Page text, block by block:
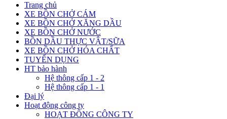
Trang chủ
XE BỒN CHỞ CÁM
XE BỒN CHỞ XĂNG DẦU
XE BỒN CHỞ NƯỚC
BỒN DẦU THỰC VẬT/SỮA
XE BỒN CHỞ HÓA CHẤT
TUYỂN DỤNG
HT bảo hành
Hệ thông cấp 1 - 2
Hệ thông cấp 1 - 1
Đại lý
Hoạt động công ty
HOẠT ĐÔNG CÔNG TY